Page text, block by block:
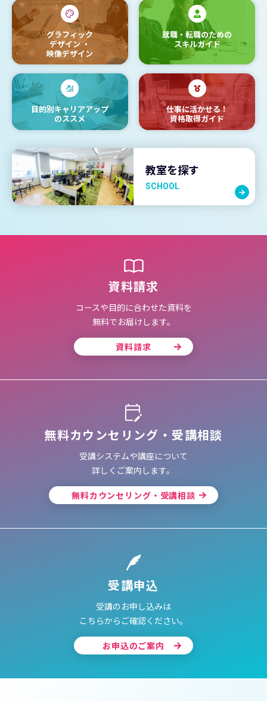
グラフィック
デザイン・
映像デザイン
就職・転職のための
スキルガイド
目的別キャリアアップ
のススメ
仕事に活かせる！
資格取得ガイド
教室を探す
SCHOOL
資料請求
コースや目的に合わせた資料を
無料でお届けします。
資料請求
無料カウンセリング・受講相談
受講システムや講座について
詳しくご案内します。
無料カウンセリング・受講相談
受講申込
受講のお申し込みは
こちらからご確認ください。
お申込のご案内